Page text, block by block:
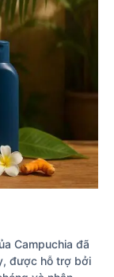
Campuchia đã
được hỗ trợ bởi